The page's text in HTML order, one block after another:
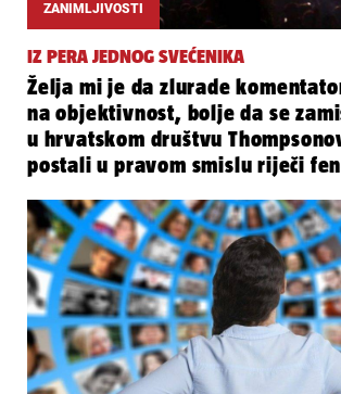
ZANIMLJIVOSTI
IZ PERA JEDNOG SVEĆENIKA
Želja mi je da zlurade
na objektivnost, bolje da se
u hrvatskom društvu
postali u pravom smislu riječi